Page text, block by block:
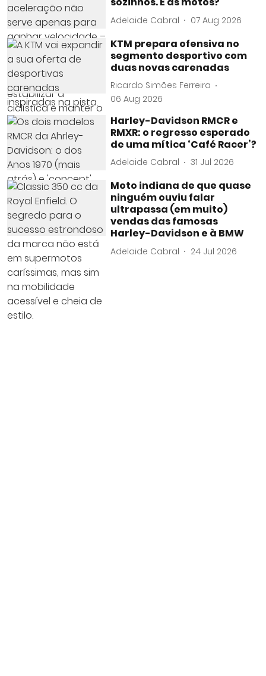
Adelaide Cabral 07 Aug 2026
KTM prepara ofensiva no
segmento desportivo com
duas novas carenadas
Ricardo Simões Ferreira
06 Aug 2026
Harley-Davidson RMCR e
RMXR: o regresso esperado
de uma mítica ‘Café Racer’?
Adelaide Cabral 31 Jul 2026
Moto indiana de que quase
ninguém ouviu falar
ultrapassa (em muito)
vendas das famosas
Harley-Davidson e à BMW
Adelaide Cabral 24 Jul 2026